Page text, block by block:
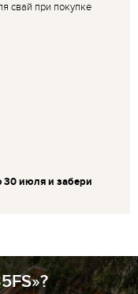
свай при покупке
30 июля и забери